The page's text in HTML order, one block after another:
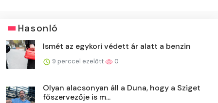
Hasonló
Ismét az egykori védett ár alatt a benzin
9 perccel ezelőtt 0
Olyan alacsonyan áll a Duna, hogy a Sziget
főszervezője is m...